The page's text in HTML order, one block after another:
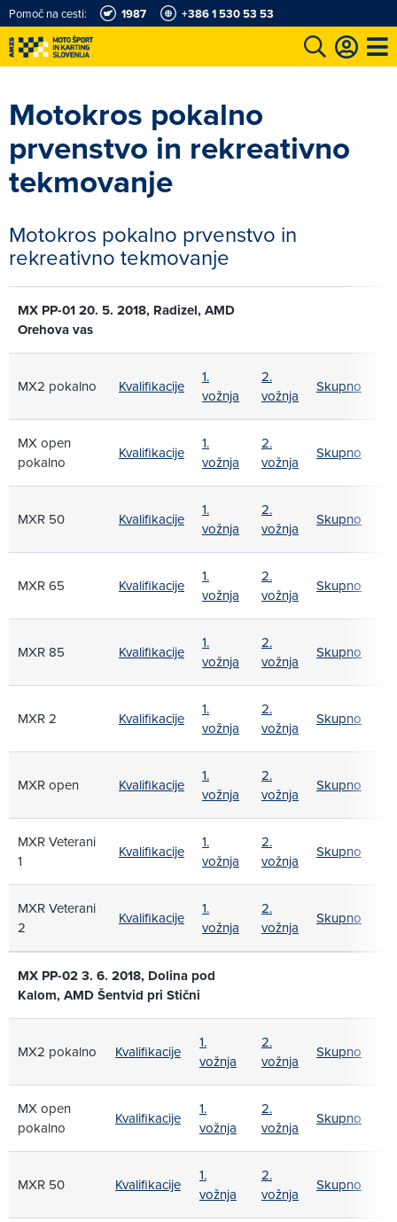
Pomoč na cesti: 1987 +386 1 530 53 53
Motokros pokalno
prvenstvo in rekreativno
tekmovanje
Motokros pokalno prvenstvo in
rekreativno tekmovanje
MX PP-01 20. 5. 2018, Radizel, AMD
Orehova vas
MX2 pokalno Kvalifikacije
1.
vožnja
2.
vožnja
Skupno
MX open
pokalno
Kvalifikacije
1.
vožnja
2.
vožnja
Skupno
MXR 50 Kvalifikacije
1.
vožnja
2.
vožnja
Skupno
MXR 65 Kvalifikacije
1.
vožnja
2.
vožnja
Skupno
MXR 85 Kvalifikacije
1.
vožnja
2.
vožnja
Skupno
MXR 2 Kvalifikacije
1.
vožnja
2.
vožnja
Skupno
MXR open Kvalifikacije
1.
vožnja
2.
vožnja
Skupno
MXR Veterani
1
Kvalifikacije
1.
vožnja
2.
vožnja
Skupno
MXR Veterani
2
Kvalifikacije
1.
vožnja
2.
vožnja
Skupno
MX PP-02 3. 6. 2018, Dolina pod
Kalom, AMD Šentvid pri Stični
MX2 pokalno Kvalifikacije
1.
vožnja
2.
vožnja
Skupno
MX open
pokalno
Kvalifikacije
1.
vožnja
2.
vožnja
Skupno
MXR 50 Kvalifikacije
1.
vožnja
2.
vožnja
Skupno